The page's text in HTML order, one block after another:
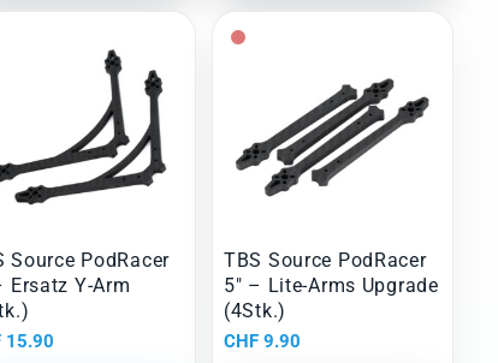
Source PodRacer
Ersatz Y-Arm
15.90
TBS Source PodRacer
5″ – Lite-Arms Upgrade
(4Stk.)
CHF9.90